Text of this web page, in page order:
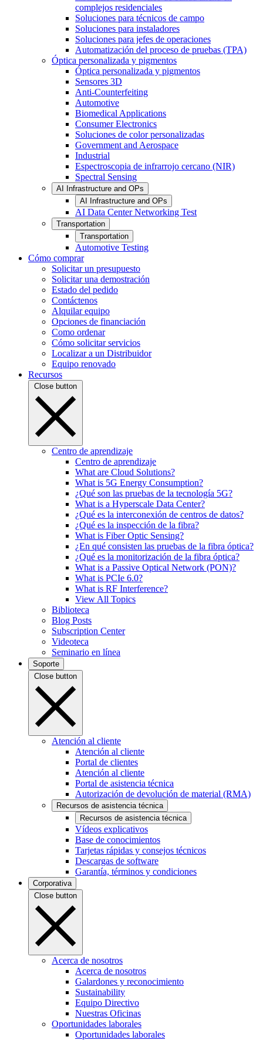
complejos residenciales
Soluciones para técnicos de campo
Soluciones para instaladores
Soluciones para jefes de operaciones
Automatización del proceso de pruebas (TPA)
Óptica personalizada y pigmentos
Óptica personalizada y pigmentos
Sensores 3D
Anti-Counterfeiting
Automotive
Biomedical Applications
Consumer Electronics
Soluciones de color personalizadas
Government and Aerospace
Industrial
Espectroscopia de infrarrojo cercano (NIR)
Spectral Sensing
AI Infrastructure and OPs
AI Infrastructure and OPs
AI Data Center Networking Test
Transportation
Transportation
Automotive Testing
Cómo comprar
Solicitar un presupuesto
Solicitar una demostración
Estado del pedido
Contáctenos
Alquilar equipo
Opciones de financiación
Como ordenar
Cómo solicitar servicios
Localizar a un Distribuidor
Equipo renovado
Recursos
Close button
Centro de aprendizaje
Centro de aprendizaje
What are Cloud Solutions?
What is 5G Energy Consumption?
¿Qué son las pruebas de la tecnología 5G?
What is a Hyperscale Data Center?
¿Qué es la interconexión de centros de datos?
¿Qué es la inspección de la fibra?
What is Fiber Optic Sensing?
¿En qué consisten las pruebas de la fibra óptica?
¿Qué es la monitorización de la fibra óptica?
What is a Passive Optical Network (PON)?
What is PCIe 6.0?
What is RF Interference?
View All Topics
Biblioteca
Blog Posts
Subscription Center
Videoteca
Seminario en línea
Soporte
Close button
Atención al cliente
Atención al cliente
Portal de clientes
Atención al cliente
Portal de asistencia técnica
Autorización de devolución de material (RMA)
Recursos de asistencia técnica
Recursos de asistencia técnica
Vídeos explicativos
Base de conocimientos
Tarjetas rápidas y consejos técnicos
Descargas de software
Garantía, términos y condiciones
Corporativa
Close button
Acerca de nosotros
Acerca de nosotros
Galardones y reconocimiento
Sustainability
Equipo Directivo
Nuestras Oficinas
Oportunidades laborales
Oportunidades laborales